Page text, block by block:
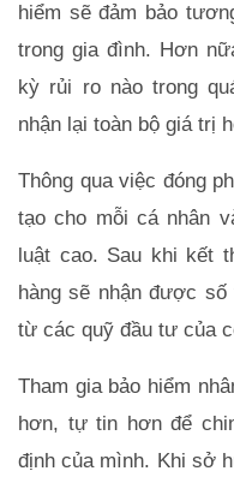
hiểm sẽ đảm bảo
trong gia đình. Hơn
kỳ rủi ro nào trong
nhận lại toàn bộ giá trị
Thông qua việc đóng
tạo cho mỗi cá nhân
luật cao. Sau khi kết
hàng sẽ nhận được
từ các quỹ đầu tư của
Tham gia bảo hiểm
hơn, tự tin hơn để
định của mình. Khi sở